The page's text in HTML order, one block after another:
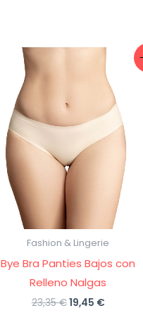
Fashion & Lingerie
Bye Bra Panties Bajos con
Relleno Nalgas
23,35€El
19,45 €El